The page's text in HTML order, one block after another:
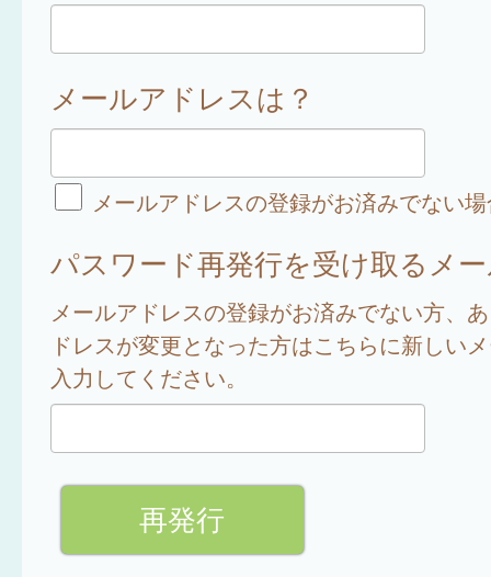
メールアドレスは？
メールアドレスの登録がお済みでない
パスワード再発行を受け取るメ
メールアドレスの登録がお済みでない方、
ドレスが変更となった方はこちらに新しい
入力してください。